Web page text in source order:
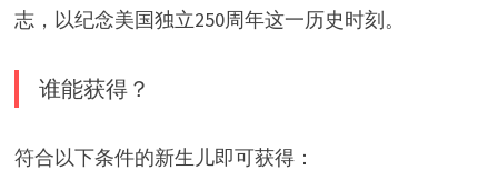
志，以纪念美国独立250周年这一历史时刻。
谁能获得？
符合以下条件的新生儿即可获得：